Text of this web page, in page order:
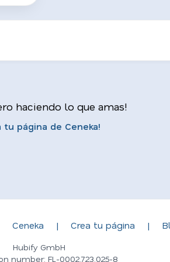
haciendo lo que amas!
tu página de Ceneka!
Ceneka | Crea tu página |
Hubify GmbH
number: FL-0002.723.025-8